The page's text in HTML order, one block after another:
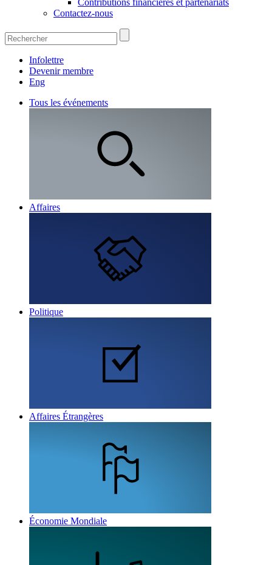
Contributions financières et partenariats
Contactez-nous
Infolettre
Devenir membre
Eng
Tous les événements
Affaires
Politique
Affaires Étrangères
Économie Mondiale